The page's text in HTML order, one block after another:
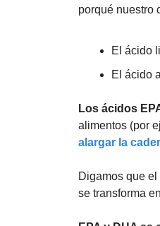
porqué nuestro
El ácido
El ácido
Los ácidos
alimentos (por
alargar la
Digamos que
se transforma